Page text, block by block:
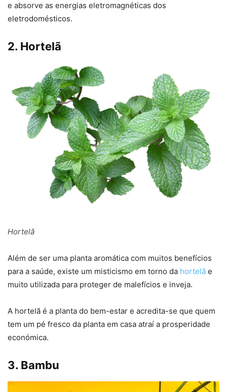
e absorve as energias eletromagnéticas dos
eletrodomésticos.
2. Hortelã
Hortelã
Além de ser uma planta aromática com muitos benefícios
para a saúde, existe um misticismo em torno da hortelã e
muito utilizada para proteger de malefícios e inveja.
A hortelã é a planta do bem-estar e acredita-se que quem
tem um pé fresco da planta em casa atraí a prosperidade
económica.
3. Bambu